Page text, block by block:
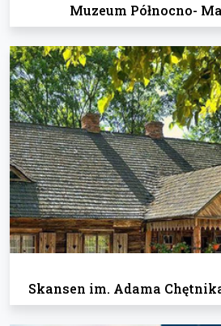
Muzeum Północno-
Skansen im. Adama